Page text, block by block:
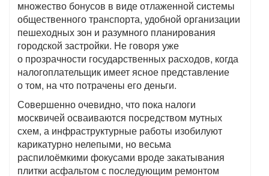
множество бонусов в виде отлаженной системы
общественного транспорта, удобной организации
пешеходных зон и разумного планирования
городской застройки. Не говоря уже
о прозрачности государственных расходов, когда
налогоплательщик имеет ясное представление
о том, на что потрачены его деньги.
Совершенно очевидно, что пока налоги
москвичей осваиваются посредством мутных
схем, а инфраструктурные работы изобилуют
карикатурно нелепыми, но весьма
распилоёмкими фокусами вроде закатывания
плитки асфальтом с последующим ремонтом